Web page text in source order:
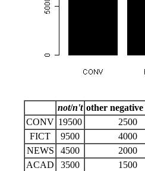
not/n't other
CONV 19500
2500
FICT
9500
4000
NEWS
4500
2000
ACAD
3500 1500